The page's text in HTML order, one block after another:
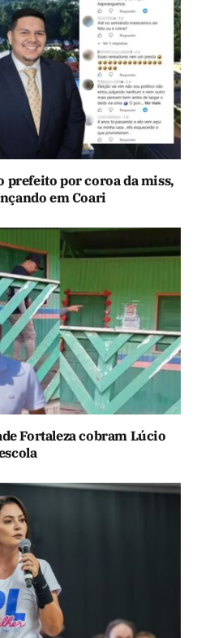
prefeito por coroa da miss,
em Coari
Fortaleza cobram Lúcio